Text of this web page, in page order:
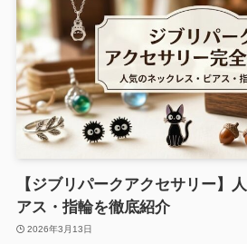
【ジブリパークアクセサリー】
アス・指輪を徹底紹介
2026年3月13日